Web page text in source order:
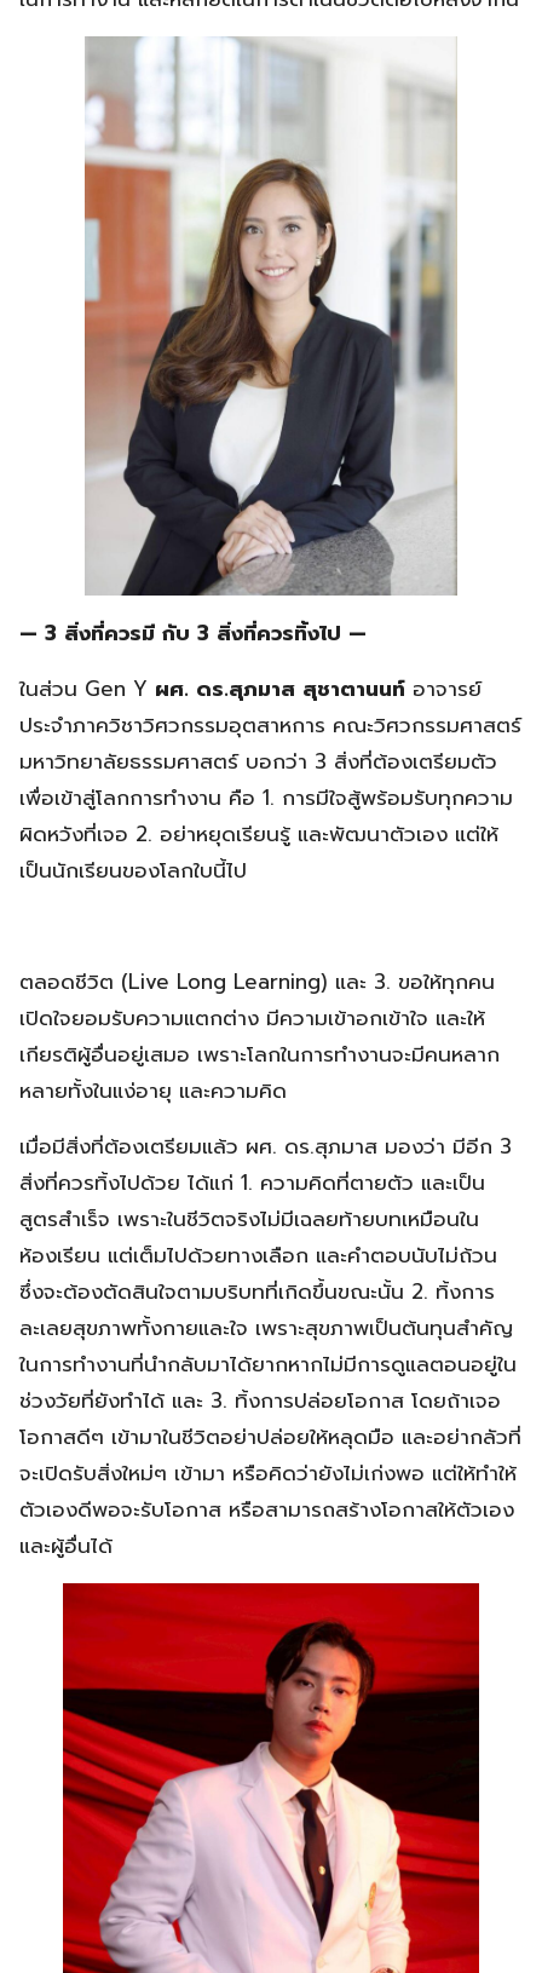
— 3 สิ่งที่ควรมี กับ 3 สิ่งที่ควรทิ้งไป —
ในส่วน Gen Y ผศ. ดร.สุภมาส สุชาตานนท์ อาจารย์
ประจำภาควิชาวิศวกรรมอุตสาหการ คณะวิศวกรรมศาสตร์
มหาวิทยาลัยธรรมศาสตร์ บอกว่า 3 สิ่งที่ต้องเตรียมตัว
เพื่อเข้าสู่โลกการทำงาน คือ 1. การมีใจสู้พร้อมรับทุกความ
ผิดหวังที่เจอ 2. อย่าหยุดเรียนรู้ และพัฒนาตัวเอง แต่ให้
เป็นนักเรียนของโลกใบนี้ไป
ตลอดชีวิต (Live Long Learning) และ 3. ขอให้ทุกคน
เปิดใจยอมรับความแตกต่าง มีความเข้าอกเข้าใจ และให้
เกียรติผู้อื่นอยู่เสมอ เพราะโลกในการทำงานจะมีคนหลาก
หลายทั้งในแง่อายุ และความคิด
เมื่อมีสิ่งที่ต้องเตรียมแล้ว ผศ. ดร.สุภมาส มองว่า มีอีก 3
สิ่งที่ควรทิ้งไปด้วย ได้แก่ 1. ความคิดที่ตายตัว และเป็น
สูตรสำเร็จ เพราะในชีวิตจริงไม่มีเฉลยท้ายบทเหมือนใน
ห้องเรียน แต่เต็มไปด้วยทางเลือก และคำตอบนับไม่ถ้วน
ซึ่งจะต้องตัดสินใจตามบริบทที่เกิดขึ้นขณะนั้น 2. ทิ้งการ
ละเลยสุขภาพทั้งกายและใจ เพราะสุขภาพเป็นต้นทุนสำคัญ
ในการทำงานที่นำกลับมาได้ยากหากไม่มีการดูแลตอนอยู่ใน
ช่วงวัยที่ยังทำได้ และ 3. ทิ้งการปล่อยโอกาส โดยถ้าเจอ
โอกาสดีๆ เข้ามาในชีวิตอย่าปล่อยให้หลุดมือ และอย่ากลัวที่
จะเปิดรับสิ่งใหม่ๆ เข้ามา หรือคิดว่ายังไม่เก่งพอ แต่ให้ทำให้
ตัวเองดีพอจะรับโอกาส หรือสามารถสร้างโอกาสให้ตัวเอง
และผู้อื่นได้